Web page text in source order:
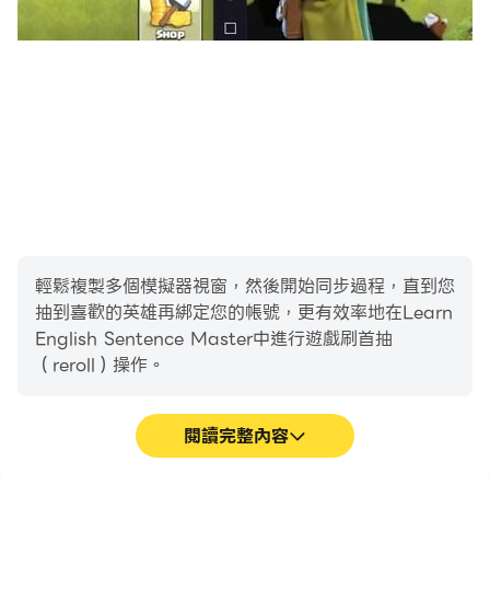
言學習應用程序之一。該應用程序讓學生學習英語語法和發
音變得輕鬆有趣。所有年級的學生都可以在 Sentence
這些是級別：
輕鬆複製多個模擬器視窗，然後開始同步過程，直到您
抽到喜歡的英雄再綁定您的帳號，更有效率地在Learn
English Sentence Master中進行遊戲刷首抽
（reroll）操作。
閱讀完整內容